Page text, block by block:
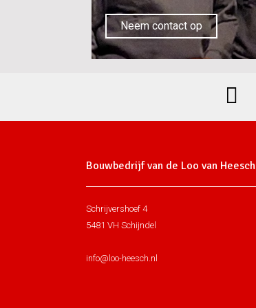
Neem contact op
Bouwbedrijf van de Loo van Heesch
Schrijvershoef 4
5481 VH Schijndel
info@loo-heesch.nl